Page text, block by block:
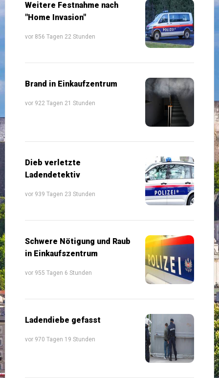
Weitere Festnahme nach
"Home Invasion"
vor 856 Tagen 22 Stunden
Brand in Einkaufzentrum
vor 922 Tagen 21 Stunden
Dieb verletzte
Ladendetektiv
vor 939 Tagen 23 Stunden
Schwere Nötigung und Raub
in Einkaufszentrum
vor 955 Tagen 6 Stunden
Ladendiebe gefasst
vor 970 Tagen 19 Stunden